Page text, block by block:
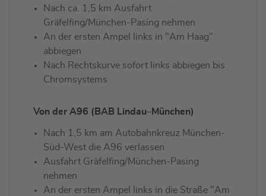
Nach ca. 1,5 km Ausfahrt
Gräfelfing/München-Pasing nehmen
An der ersten Ampel links in "Am Haag"
abbiegen
Nach Rechtskurve sofort links abbiegen bis
Chromsystems
Von der A96 (BAB Lindau–München)
Nach 1,5 km am Autobahnkreuz München-
Süd-West die A96 verlassen
Ausfahrt Gräfelfing/München-Pasing
nehmen
An der ersten Ampel links in die Straße "Am